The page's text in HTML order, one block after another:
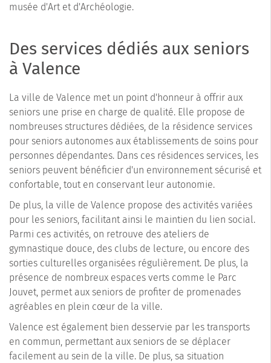
musée d'Art et d'Archéologie.
Des services dédiés aux seniors
à Valence
La ville de Valence met un point d'honneur à offrir aux
seniors une prise en charge de qualité. Elle propose de
nombreuses structures dédiées, de la résidence services
pour seniors autonomes aux établissements de soins pour
personnes dépendantes. Dans ces résidences services, les
seniors peuvent bénéficier d'un environnement sécurisé et
confortable, tout en conservant leur autonomie.
De plus, la ville de Valence propose des activités variées
pour les seniors, facilitant ainsi le maintien du lien social.
Parmi ces activités, on retrouve des ateliers de
gymnastique douce, des clubs de lecture, ou encore des
sorties culturelles organisées régulièrement. De plus, la
présence de nombreux espaces verts comme le Parc
Jouvet, permet aux seniors de profiter de promenades
agréables en plein cœur de la ville.
Valence est également bien desservie par les transports
en commun, permettant aux seniors de se déplacer
facilement au sein de la ville. De plus, sa situation